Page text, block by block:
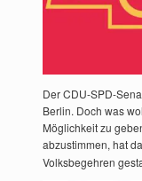
Der CDU-SPD-
Berlin. Doch was
Möglichkeit zu
abzustimmen, hat
Volksbegehren